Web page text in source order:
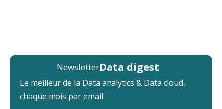
NewsletterData digest
Le meilleur de la Data analytics & Data cloud,
chaque mois par email